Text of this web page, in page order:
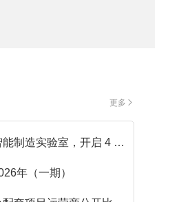
更多
，开启 4 天硬核科学探索之旅
年（一期）